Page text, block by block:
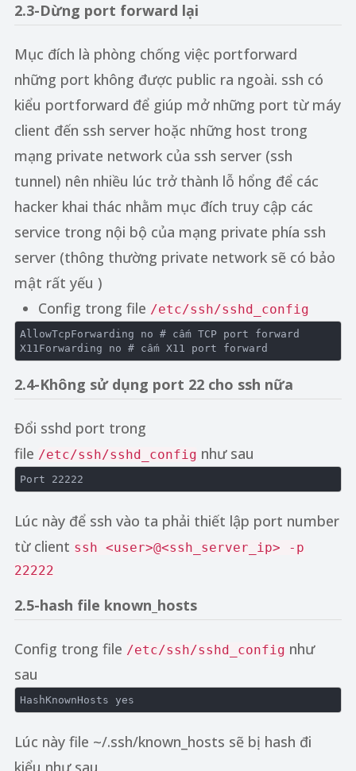
2.3-Dừng port forward lại
Mục đích là phòng chống việc portforward
những port không được public ra ngoài. ssh có
kiểu portforward để giúp mở những port từ máy
client đến ssh server hoặc những host trong
mạng private network của ssh server (ssh
tunnel) nên nhiều lúc trở thành lỗ hổng để các
hacker khai thác nhằm mục đích truy cập các
service trong nội bộ của mạng private phía ssh
server (thông thường private network sẽ có bảo
mật rất yếu )
Config trong file /etc/ssh/sshd_config
AllowTcpForwarding no
# cấm TCP port forward
X11Forwarding no # cấm X11 port forward
2.4-Không sử dụng port 22 cho ssh nữa
Đổi sshd port trong
file /etc/ssh/sshd_config như sau
Port 22222
Lúc này để ssh vào ta phải thiết lập port number
từ client ssh <user>@<ssh_server_ip> -p
22222
2.5-hash file known_hosts
Config trong file /etc/ssh/sshd_config như
sau
HashKnownHosts yes
Lúc này file ~/.ssh/known_hosts sẽ bị hash đi
kiểu như sau